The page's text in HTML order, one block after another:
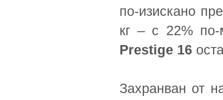
по-изискано
кг – с 22% по-
Prestige 16
Захранван от